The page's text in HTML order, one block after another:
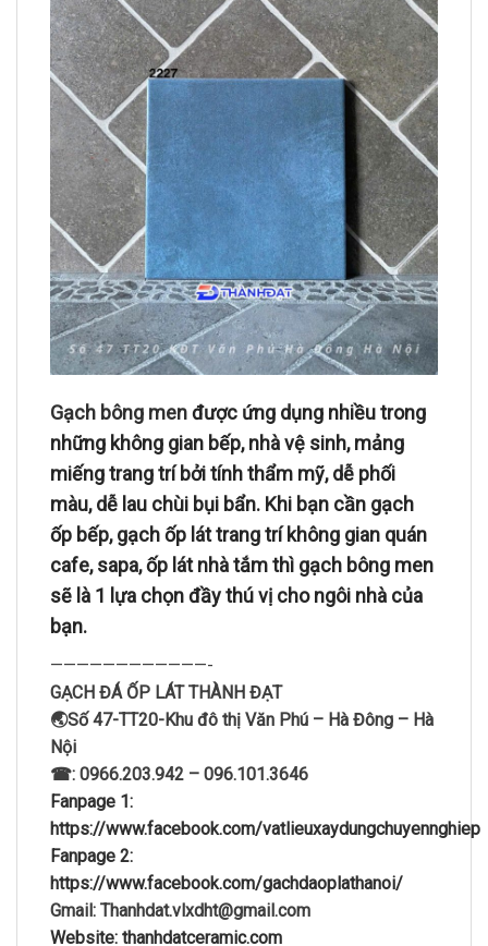
Gạch bông menđược ứng dụng nhiều trong
những không gian bếp, nhà vệ sinh, mảng
miếng trang trí bởi tính thẩm mỹ, dễ phối
màu, dễ lau chùi bụi bẩn. Khi bạn cần gạch
ốp bếp, gạch ốp lát trang trí không gian quán
cafe, sapa, ốp lát nhà tắm thì gạch bông men
sẽ là 1 lựa chọn đầy thú vị cho ngôi nhà của
bạn.
————————————-
GẠCH ĐÁ ỐP LÁT THÀNH ĐẠT
🌏Số 47-TT20-Khu đô thị Văn Phú – Hà Đông – Hà
Nội
☎: 0966.203.942 – 096.101.3646
Fanpage 1:
https://www.facebook.com/vatlieuxaydungchuyennghiep
Fanpage 2:
https://www.facebook.com/gachdaoplathanoi/
Gmail: Thanhdat.vlxdht@gmail.com
Website: thanhdatceramic.com